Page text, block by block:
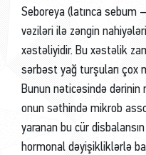
Seboreya (latınca sebum
vəziləri ilə zəngin
xəstəliyidir. Bu xəstəlik
sərbəst yağ turşuları çox
Bunun nəticəsində
onun səthində mikrob
yaranan bu cür
hormonal dəyişikliklərlə